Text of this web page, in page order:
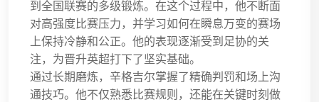
到全国联赛的多级锻炼。在这个过程中，他不断面
对高强度比赛压力，并学习如何在瞬息万变的赛场
上保持冷静和公正。他的表现逐渐受到足协的关
注，为晋升英超打下了坚实基础。
通过长期磨炼，辛格吉尔掌握了精确判罚和场上沟
通技巧。他不仅熟悉比赛规则，还能在关键时刻做